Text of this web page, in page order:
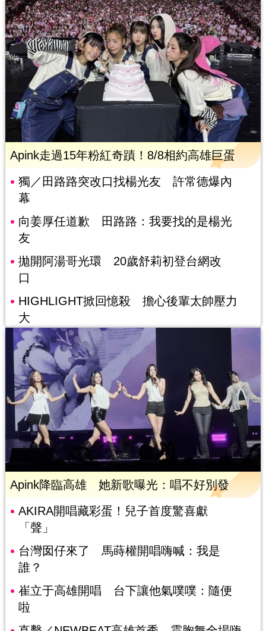
Apink走過15年粉紅奇蹟！8/8相約高雄巨蛋
獨／田路路突改口找楊光友 許常德爆內
幕
向姜厚任道歉 田路路：我要找的是楊光
友
拋開阿湯哥光環 20歲舒莉初登台網改
口
HIGHLIGHT掀回憶殺 擔心後輩太帥壓力
大
Apink降臨高雄 她新歌曝光：唱不好別發
AKIRA開唱藏彩蛋！兒子首度驚喜獻
「聲」
台灣囡仔來了 馬蒔權開唱嗨喊：我是
誰？
崔立于高雄開唱 台下讓他氣噗噗：隨便
啦